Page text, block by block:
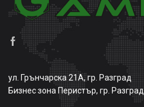
ул. Грънчарска 21А, гр. Разград
Бизнес зона Перистър, гр. Разград